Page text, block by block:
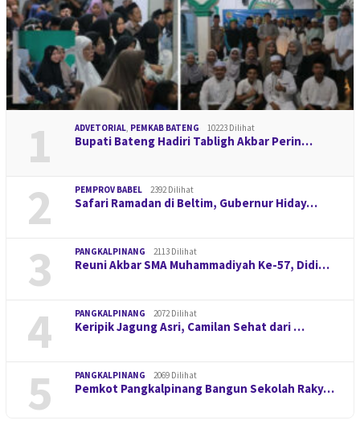
1 ADVETORIAL, PEMKAB BATENG 10223 Dilihat
Bupati Bateng Hadiri Tabligh Akbar Perin…
2 PEMPROV BABEL 2392 Dilihat
Safari Ramadan di Beltim, Gubernur Hiday…
3 PANGKALPINANG 2113 Dilihat
Reuni Akbar SMA Muhammadiyah Ke-57, Didi…
4 PANGKALPINANG 2072 Dilihat
Keripik Jagung Asri, Camilan Sehat dari …
5 PANGKALPINANG 2069 Dilihat
Pemkot Pangkalpinang Bangun Sekolah Raky…